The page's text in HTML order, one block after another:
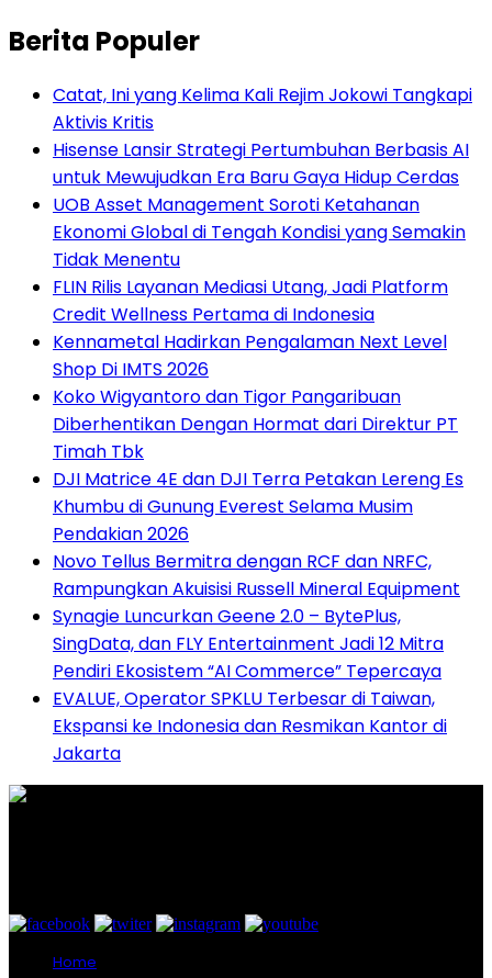
Berita Populer
Catat, Ini yang Kelima Kali Rejim Jokowi Tangkapi
Aktivis Kritis
Hisense Lansir Strategi Pertumbuhan Berbasis AI
untuk Mewujudkan Era Baru Gaya Hidup Cerdas
UOB Asset Management Soroti Ketahanan
Ekonomi Global di Tengah Kondisi yang Semakin
Tidak Menentu
FLIN Rilis Layanan Mediasi Utang, Jadi Platform
Credit Wellness Pertama di Indonesia
Kennametal Hadirkan Pengalaman Next Level
Shop Di IMTS 2026
Koko Wigyantoro dan Tigor Pangaribuan
Diberhentikan Dengan Hormat dari Direktur PT
Timah Tbk
DJI Matrice 4E dan DJI Terra Petakan Lereng Es
Khumbu di Gunung Everest Selama Musim
Pendakian 2026
Novo Tellus Bermitra dengan RCF dan NRFC,
Rampungkan Akuisisi Russell Mineral Equipment
Synagie Luncurkan Geene 2.0 – BytePlus,
SingData, dan FLY Entertainment Jadi 12 Mitra
Pendiri Ekosistem “AI Commerce” Tepercaya
EVALUE, Operator SPKLU Terbesar di Taiwan,
Ekspansi ke Indonesia dan Resmikan Kantor di
Jakarta
Home